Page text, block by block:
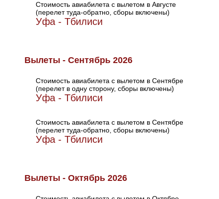
Стоимость авиабилета с вылетом в Августе
(перелет туда-обратно, сборы включены)
Уфа - Тбилиси
Вылеты - Сентябрь 2026
Стоимость авиабилета с вылетом в Сентябре
(перелет в одну сторону, сборы включены)
Уфа - Тбилиси
Стоимость авиабилета с вылетом в Сентябре
(перелет туда-обратно, сборы включены)
Уфа - Тбилиси
Вылеты - Октябрь 2026